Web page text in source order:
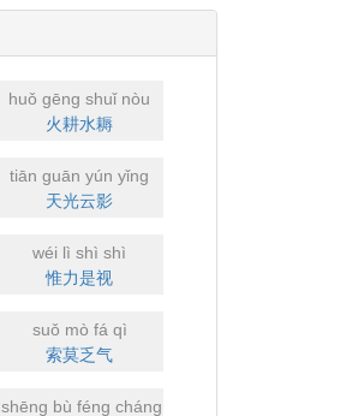
huǒ gēng shuǐ nòu
火耕水耨
tiān guān yún yǐng
天光云影
wéi lì shì shì
惟力是视
suǒ mò fá qì
索莫乏气
shēng bù féng cháng